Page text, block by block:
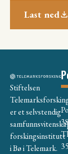
Last ned
Stiftelsen
er et selvstendig
forskingsinstitutt
i Bø i Telemark.